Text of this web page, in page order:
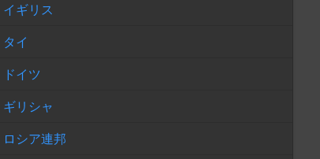
イギリス
タイ
ドイツ
ギリシャ
ロシア連邦